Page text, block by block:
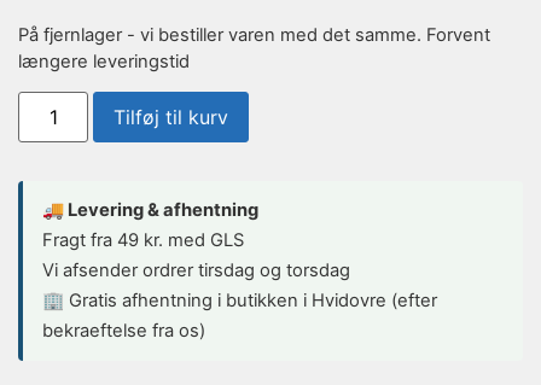
På fjernlager - vi bestiller varen med det samme. Forvent
længere leveringstid
Tilføj til kurv
🚚 Levering & afhentning
Fragt fra 49 kr. med GLS
Vi afsender ordrer tirsdag og torsdag
🏢 Gratis afhentning i butikken i Hvidovre (efter
bekraeftelse fra os)